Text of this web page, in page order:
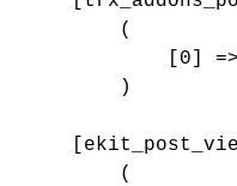
        (
[0]
        )
        (